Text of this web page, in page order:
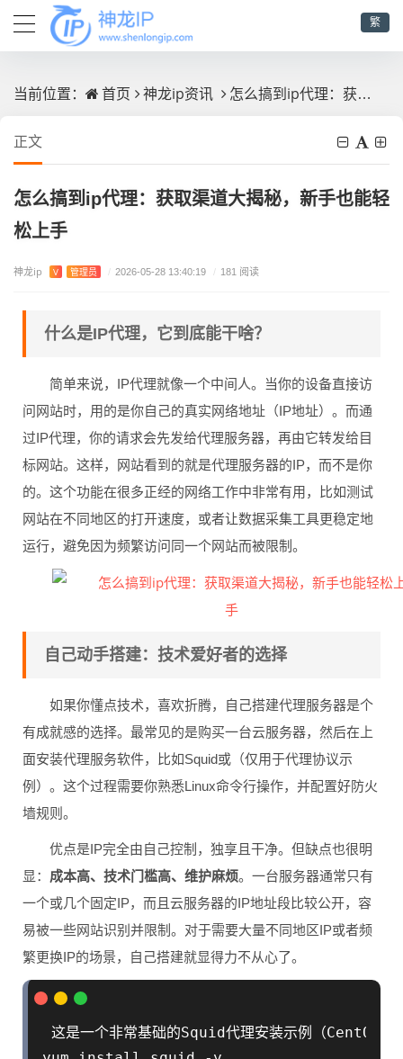
繁
当前位置： 首页 神龙ip资讯 怎么搞到ip代理：获取渠道大揭秘，新手也能轻松上手
正文
怎么搞到ip代理：获取渠道大揭秘，新手也能轻
松上手
神龙ip V 管理员 / 2026-05-28 13:40:19 / 181 阅读
什么是IP代理，它到底能干啥？
简单来说，IP代理就像一个中间人。当你的设备直接访
问网站时，用的是你自己的真实网络地址（IP地址）。而通
过IP代理，你的请求会先发给代理服务器，再由它转发给目
标网站。这样，网站看到的就是代理服务器的IP，而不是你
的。这个功能在很多正经的网络工作中非常有用，比如测试
网站在不同地区的打开速度，或者让数据采集工具更稳定地
运行，避免因为频繁访问同一个网站而被限制。
自己动手搭建：技术爱好者的选择
如果你懂点技术，喜欢折腾，自己搭建代理服务器是个
有成就感的选择。最常见的是购买一台云服务器，然后在上
面安装代理服务软件，比如Squid或（仅用于代理协议示
例）。这个过程需要你熟悉Linux命令行操作，并配置好防火
墙规则。
优点是IP完全由自己控制，独享且干净。但缺点也很明
显： 成本高、技术门槛高、维护麻烦。一台服务器通常只有
一个或几个固定IP，而且云服务器的IP地址段比较公开，容
易被一些网站识别并限制。对于需要大量不同地区IP或者频
繁更换IP的场景，自己搭建就显得力不从心了。
这是一个非常基础的Squid代理安装示例（CentOS系